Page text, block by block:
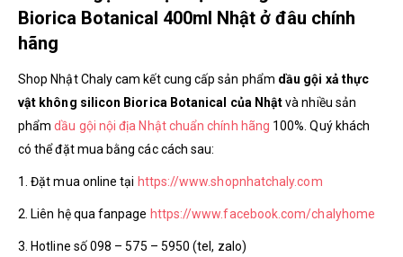
Biorica Botanical 400ml Nhật ở đâu chính
hãng
Shop Nhật Chaly cam kết cung cấp sản phẩm dầu gội xả thực
vật không silicon Biorica Botanical của Nhậtvà nhiều sản
phẩmdầu gội nội địa Nhật chuẩn chính hãng 100%. Quý khách
có thể đặt mua bằng các cách sau:
1. Đặt mua online tại https://www.shopnhatchaly.com
2. Liên hệ qua fanpage https://www.facebook.com/chalyhome
3. Hotline số 098 – 575 – 5950 (tel, zalo)